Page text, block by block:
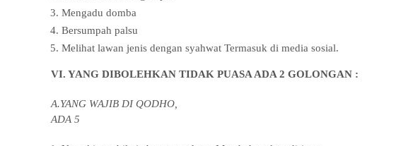
Mengadu domba
Bersumpah palsu
Melihat lawan jenis dengan syahwat Termasuk di media sosial.
VI. YANG DIBOLEHKAN TIDAK PUASA ADA 2 GOLONGAN :
A.YANG WAJIB DI QODHO,
ADA 5